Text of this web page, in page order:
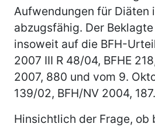
Aufwendungen für Diäten
abzugsfähig. Der
insoweit auf die BFH-
2007 III R 48/04, BFHE
2007, 880 und vom 9.
139/02, BFH/NV 2004, 187.
Hinsichtlich der Frage, ob